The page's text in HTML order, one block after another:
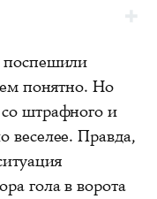
поспешили
понятно. Но
штрафного и
веселее. Правда,
гола в ворота